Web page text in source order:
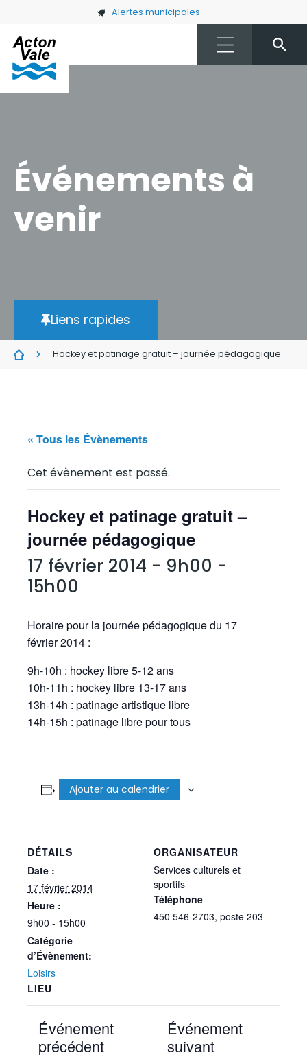
Skip to main content Alertes municipales
Événements à
venir
Liens rapides
Hockey et patinage gratuit – journée pédagogique
« Tous les Évènements
Cet évènement est passé.
Hockey et patinage gratuit –
journée pédagogique
17 février 2014 - 9h00 -
15h00
Horaire pour la journée pédagogique du 17
février 2014 :
9h-10h : hockey libre 5-12 ans
10h-11h : hockey libre 13-17 ans
13h-14h : patinage artistique libre
14h-15h : patinage libre pour tous
Ajouter au calendrier
DÉTAILS
Date :
17 février 2014
Heure :
9h00 - 15h00
Catégorie
d’Évènement:
Loisirs
LIEU
ORGANISATEUR
Services culturels et
sportifs
Téléphone
450 546-2703, poste 203
Événement
précédent
Événement
suivant